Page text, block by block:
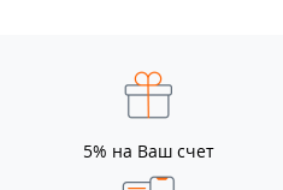
5% на Ваш счет